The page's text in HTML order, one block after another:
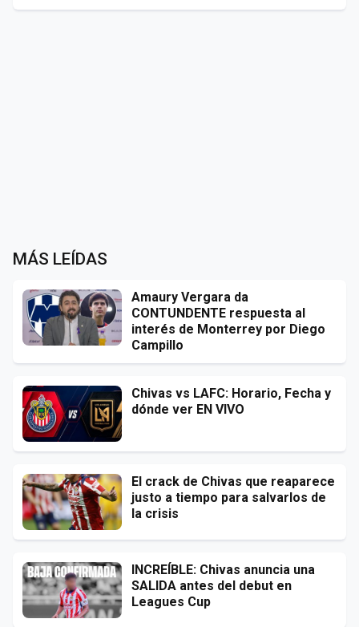
MÁS LEÍDAS
Amaury Vergara da
CONTUNDENTE respuesta al
interés de Monterrey por Diego
Campillo
Chivas vs LAFC: Horario, Fecha y
dónde ver EN VIVO
El crack de Chivas que reaparece
justo a tiempo para salvarlos de
la crisis
INCREÍBLE: Chivas anuncia una
SALIDA antes del debut en
Leagues Cup